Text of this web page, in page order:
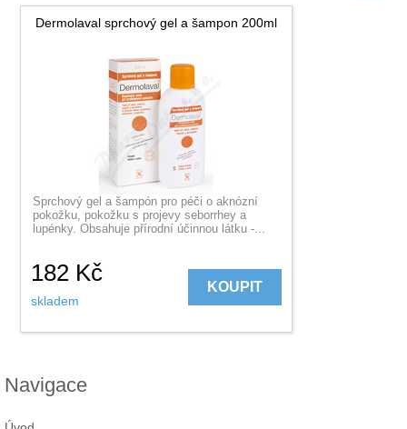
Dermolaval sprchový gel a šampon 200ml
Sprchový gel a šampón pro péči o aknózní
pokožku, pokožku s projevy seborrhey a
lupénky. Obsahuje přírodní účinnou látku -...
182 Kč
skladem
KOUPIT
Navigace